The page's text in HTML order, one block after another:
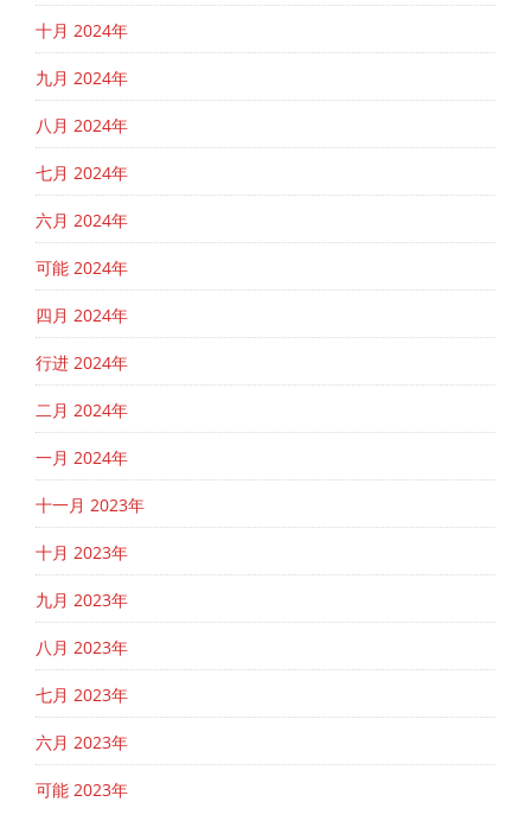
十月 2024年
九月 2024年
八月 2024年
七月 2024年
六月 2024年
可能 2024年
四月 2024年
行进 2024年
二月 2024年
一月 2024年
十一月 2023年
十月 2023年
九月 2023年
八月 2023年
七月 2023年
六月 2023年
可能 2023年